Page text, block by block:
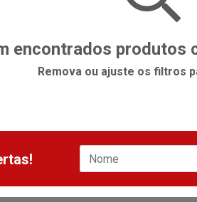
encontrados produtos
Remova ou ajuste os filtros